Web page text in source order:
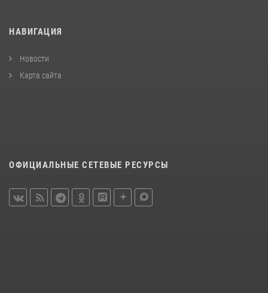
НАВИГАЦИЯ
Новости
Карта сайта
ОФИЦИАЛЬНЫЕ СЕТЕВЫЕ РЕСУРСЫ